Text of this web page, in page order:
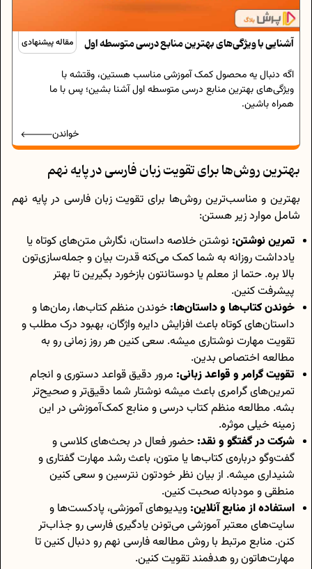
مقاله پیشنهادی آشنایی با ویژگی‌های بهترین منابع درسی متوسطه اول
اگه دنبال یه محصول کمک آموزشی مناسب هستین، وقتشه با
ویژگی‌های بهترین منابع درسی متوسطه اول آشنا بشین؛ پس با ما
همراه باشین.
خواندن
بهترین روش‌ها برای تقویت زبان فارسی در پایه نهم
بهترین و مناسب‌ترین روش‌ها برای تقویت زبان فارسی در پایه نهم
شامل موارد زیر هستن:
تمرین نوشتن: نوشتن خلاصه داستان، نگارش متن‌های کوتاه یا
یادداشت روزانه به شما کمک می‌کنه قدرت بیان و جمله‌سازی‌تون
بالا بره. حتما از معلم یا دوستانتون بازخورد بگیرین تا بهتر
پیشرفت کنین.
خوندن کتاب‌ها و داستان‌ها: خوندن منظم کتاب‌ها، رمان‌ها و
داستان‌های کوتاه باعث افزایش دایره واژگان، بهبود درک مطلب و
تقویت مهارت نوشتاری میشه. سعی کنین هر روز زمانی رو به
مطالعه اختصاص بدین.
تقویت گرامر و قواعد زبانی: مرور دقیق قواعد دستوری و انجام
تمرین‌های گرامری باعث میشه نوشتار شما دقیق‌تر و صحیح‌تر
بشه. مطالعه منظم کتاب درسی و منابع کمک‌آموزشی در این
زمینه خیلی موثره.
شرکت در گفتگو و نقد: حضور فعال در بحث‌های کلاسی و
گفت‌وگو درباره‌ی کتاب‌ها یا متون، باعث رشد مهارت گفتاری و
شنیداری میشه. از بیان نظر خودتون نترسین و سعی کنین
منطقی و مودبانه صحبت کنین.
استفاده از منابع آنلاین: ویدیوهای آموزشی، پادکست‌ها و
سایت‌های معتبر آموزشی می‌تونن یادگیری فارسی رو جذاب‌تر
کنن. منابع مرتبط با روش مطالعه فارسی نهم رو دنبال کنین تا
مهارت‌هاتون رو هدفمند تقویت کنین.